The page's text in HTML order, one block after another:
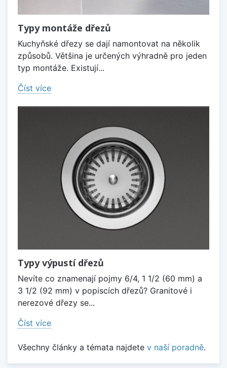
Typy montáže dřezů
Kuchyňské dřezy se dají namontovat na několik
způsobů. Většina je určených výhradně pro jeden
typ montáže. Existují...
Číst více
Typy výpustí dřezů
Nevíte co znamenají pojmy 6/4, 1 1/2 (60 mm) a
3 1/2 (92 mm) v popiscích dřezů? Granitové i
nerezové dřezy se...
Číst více
Všechny články a témata najdete v naší poradně.